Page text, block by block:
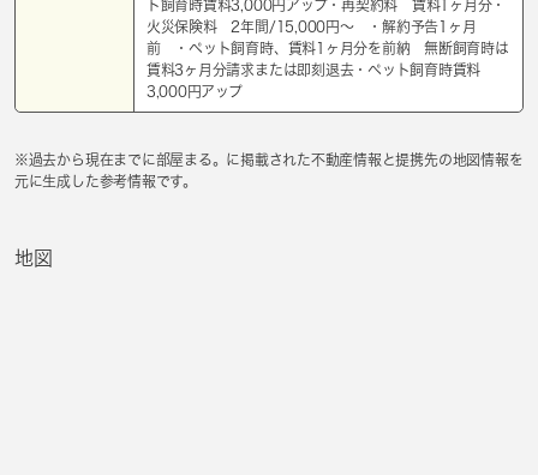
ト飼育時賃料3,000円アップ・再契約料 賃料1ヶ月分・
火災保険料 2年間/15,000円～ ・解約予告1ヶ月
前 ・ペット飼育時、賃料1ヶ月分を前納 無断飼育時は
賃料3ヶ月分請求または即刻退去・ペット飼育時賃料
3,000円アップ
※過去から現在までに部屋まる。に掲載された不動産情報と提携先の地図情報を
元に生成した参考情報です。
地図